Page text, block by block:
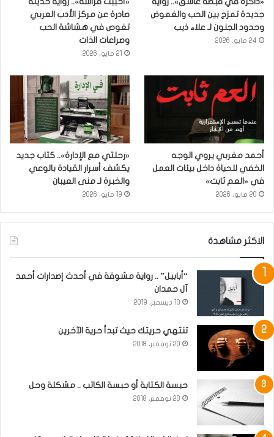
جديدة تمزج بين الحب والغموض
وحدود الجنون لـ علاء ذيب
24 مايو، 2026
صادرة عن مركز الأدب العربي
تغوص في هشاشة الحب
وصراعات الذات
21 مايو، 2026
أحمد مغربي يروي الوجه
الخفي للحياة داخل بيئات العمل
في «العم ثابت»
20 مايو، 2026
«رحلتي مع الإدارة».. كتاب جديد
يكشف أسرار القيادة بالوعي
والخبرة لـ منى العيبان
19 مايو، 2026
الاكثر مشاهدة
“أبابيل” .. رواية مشوقة في أحدث إصدارات أحمد
آل حمدان
10 ديسمبر، 2019
تنتهي حريتك حيث تبدأ حرية الآخرين
20 نوفمبر، 2018
حبسة الكتابة أو حبسة الكاتب .. مشكلة وحل
20 نوفمبر، 2018